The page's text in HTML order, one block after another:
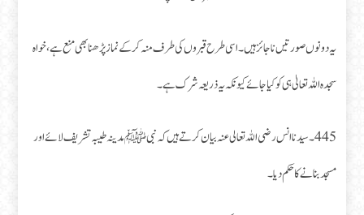
یہ دونوں صورتیں ناجائز ہیں۔ اسی طرح قبروں کی طرف منہ کر کے نماز پڑھنا بھی منع ہے، خواہ
سجدہ اللہ تعالیٰ ہی کو کیا جائے کیونکہ یہ ذریعہ شرک ہے۔
445۔ سیدنا انس رضی اللہ تعالی عنہ بیان کرتے ہیں کہ نبیﷺ مدینہ طیبہ تشریف لائے اور
مسجد بنانے کا حکم دیا۔